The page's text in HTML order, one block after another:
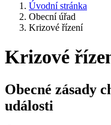
Úvodní stránka
Obecní úřad
Krizové řízení
Krizové
Obecné zásady
události